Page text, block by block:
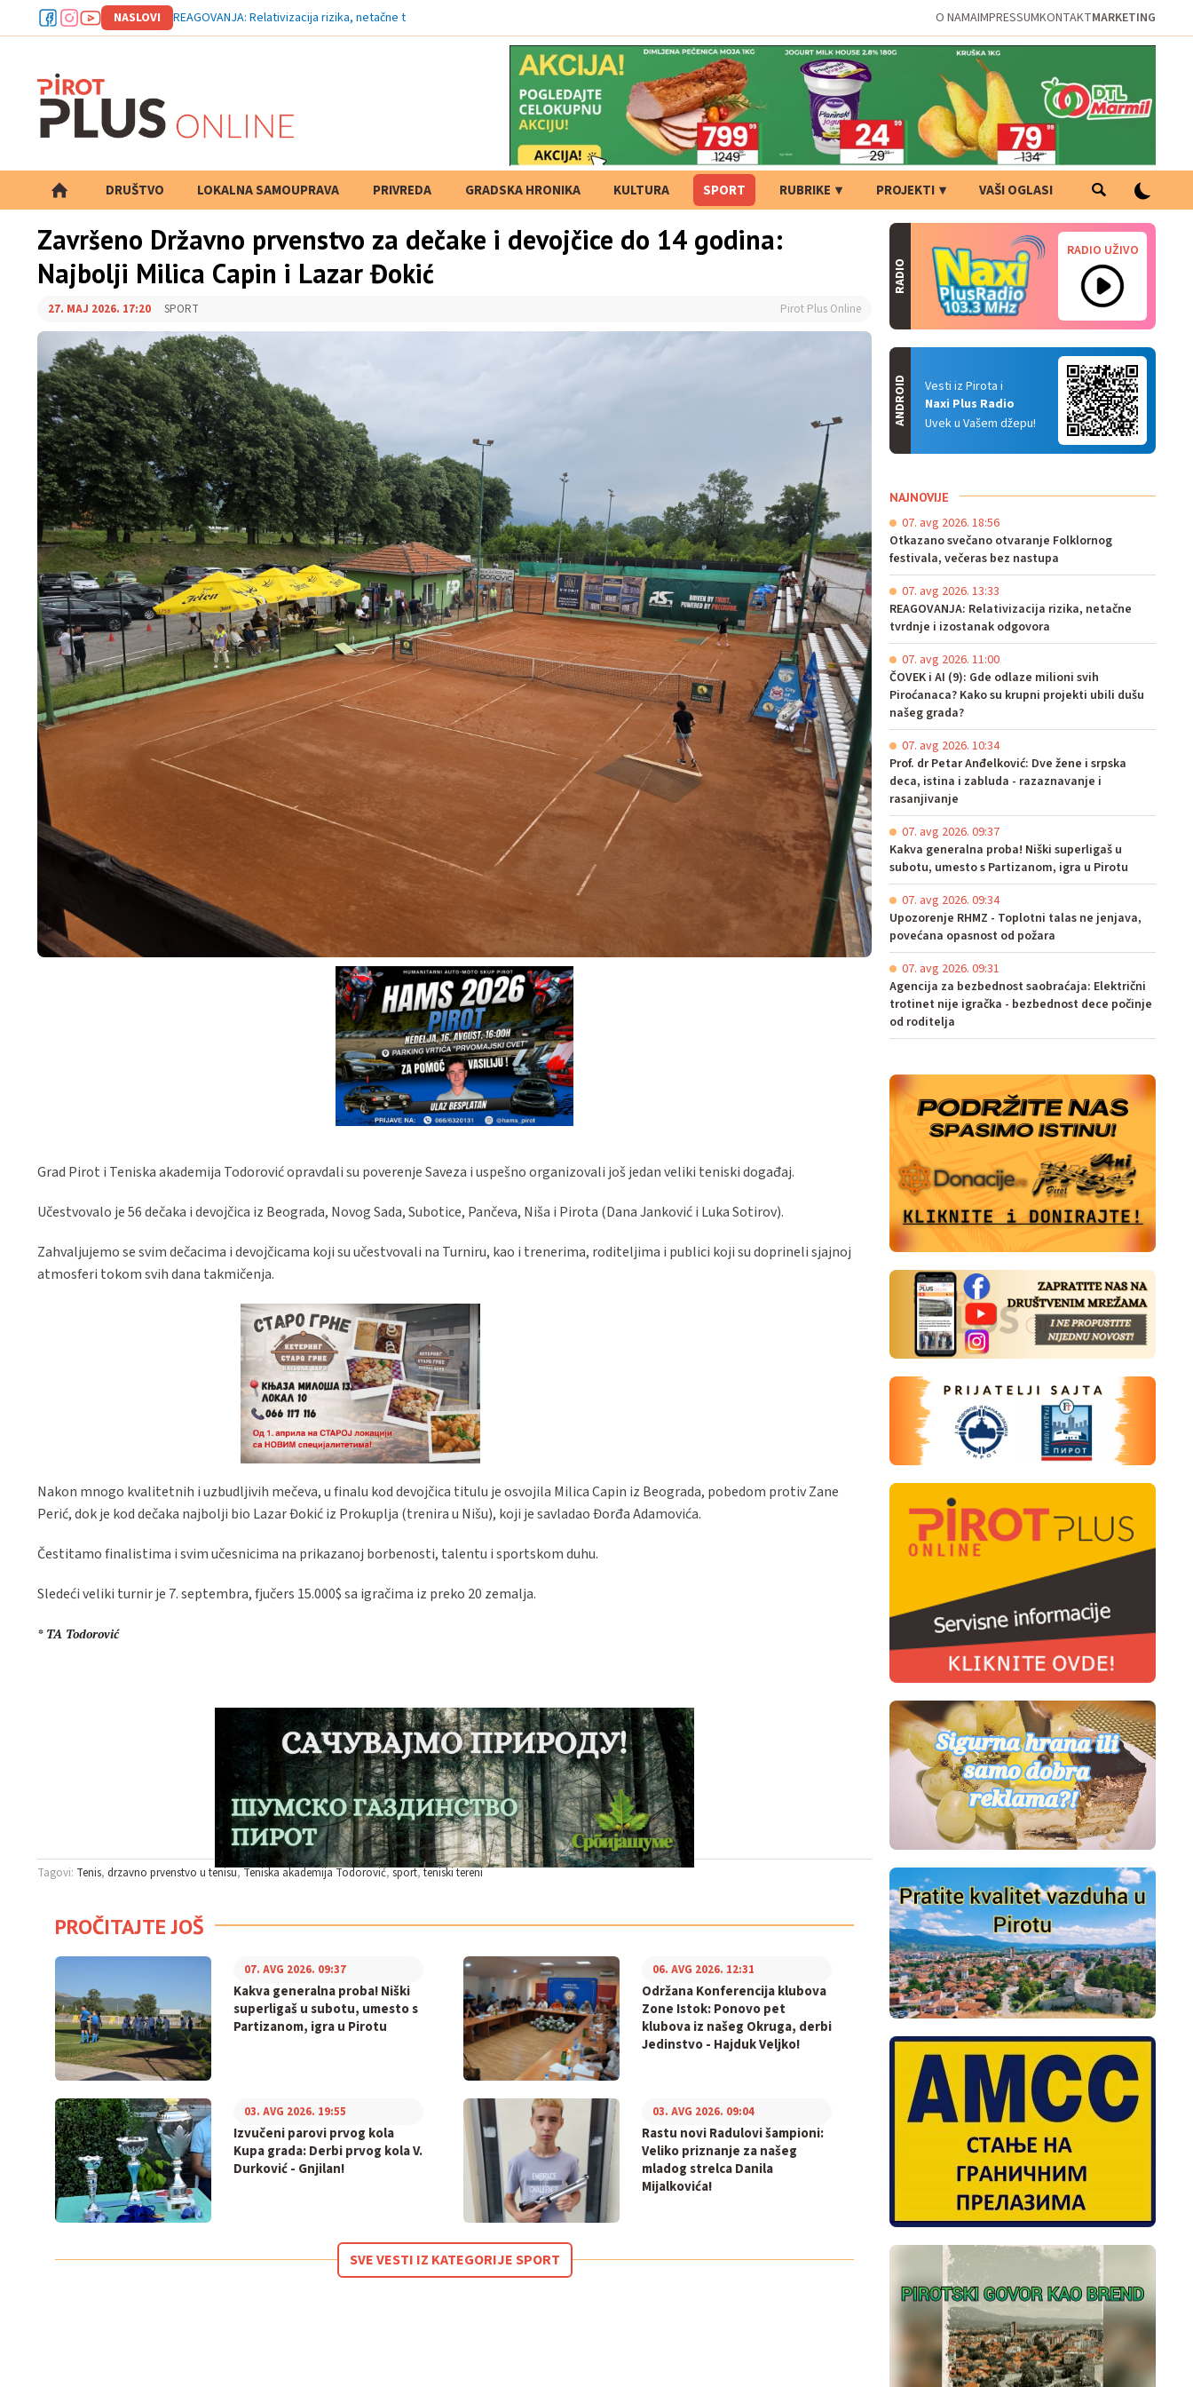
NASLOVI REAGOVANJA: Relativizacija rizika, netačne tvrdnje i izostanak odgovo O NAMAIMPRESSUMKONTAKTMARKETING
DRUŠTVO LOKALNA SAMOUPRAVA PRIVREDA GRADSKA HRONIKA KULTURA SPORT RUBRIKE PROJEKTI VAŠI OGLASI
PRETRAGA
Završeno Državno prvenstvo za dečake i devojčice do 14 godina:
Najbolji Milica Capin i Lazar Đokić
27. MAJ 2026. 17:20 SPORT Pirot Plus Online
Grad Pirot i Teniska akademija Todorović opravdali su poverenje Saveza i uspešno organizovali još jedan veliki teniski događaj.
Učestvovalo je 56 dečaka i devojčica iz Beograda, Novog Sada, Subotice, Pančeva, Niša i Pirota (Dana Janković i Luka Sotirov).
Zahvaljujemo se svim dečacima i devojčicama koji su učestvovali na Turniru, kao i trenerima, roditeljima i publici koji su doprineli sjajnoj
atmosferi tokom svih dana takmičenja.
Nakon mnogo kvalitetnih i uzbudljivih mečeva, u finalu kod devojčica titulu je osvojila Milica Capin iz Beograda, pobedom protiv Zane
Perić, dok je kod dečaka najbolji bio Lazar Đokić iz Prokuplja (trenira u Nišu), koji je savladao Đorđa Adamovića.
Čestitamo finalistima i svim učesnicima na prikazanoj borbenosti, talentu i sportskom duhu.
Sledeći veliki turnir je 7. septembra, fjučers 15.000$ sa igračima iz preko 20 zemalja.
* TA Todorović
Tagovi: Tenis drzavno prvenstvo u tenisu Teniska akademija Todorović sport teniski tereni
PROČITAJTE JOŠ
Kakva generalna proba! Niški
superligaš u subotu, umesto s
Partizanom, igra u Pirotu
07. AVG 2026. 09:37
Održana Konferencija klubova
Zone Istok: Ponovo pet
klubova iz našeg Okruga, derbi
Jedinstvo - Hajduk Veljko!
06. AVG 2026. 12:31
Izvučeni parovi prvog kola
Kupa grada: Derbi prvog kola V.
Durković - Gnjilan!
03. AVG 2026. 19:55
Rastu novi Radulovi šampioni:
Veliko priznanje za našeg
mladog strelca Danila
Mijalkovića!
03. AVG 2026. 09:04
SVE VESTI IZ KATEGORIJE SPORT
RADIO
RADIO UŽIVO
Vesti iz Pirota i
Naxi Plus Radio
Uvek u Vašem džepu!
ANDROID
NAJNOVIJE
07. avg 2026. 18:56
Otkazano svečano otvaranje Folklornog
festivala, večeras bez nastupa
07. avg 2026. 13:33
REAGOVANJA: Relativizacija rizika, netačne
tvrdnje i izostanak odgovora
07. avg 2026. 11:00
ČOVEK i AI (9): Gde odlaze milioni svih
Piroćanaca? Kako su krupni projekti ubili dušu
našeg grada?
07. avg 2026. 10:34
Prof. dr Petar Anđelković: Dve žene i srpska
deca, istina i zabluda - razaznavanje i
rasanjivanje
07. avg 2026. 09:37
Kakva generalna proba! Niški superligaš u
subotu, umesto s Partizanom, igra u Pirotu
07. avg 2026. 09:34
Upozorenje RHMZ - Toplotni talas ne jenjava,
povećana opasnost od požara
07. avg 2026. 09:31
Agencija za bezbednost saobraćaja: Električni
trotinet nije igračka - bezbednost dece počinje
od roditelja